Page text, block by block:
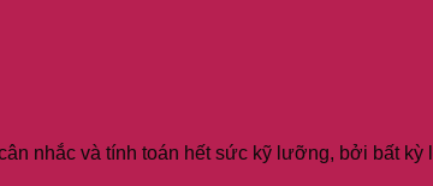
nhắc và tính toán hết sức kỹ lưỡng, bởi bất kỳ